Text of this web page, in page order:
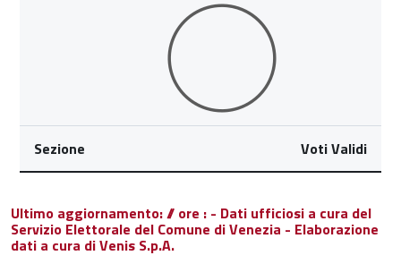
Sezione Voti Validi
Ultimo aggiornamento: // ore : - Dati ufficiosi a cura del
Servizio Elettorale del Comune di Venezia - Elaborazione
dati a cura di Venis S.p.A.